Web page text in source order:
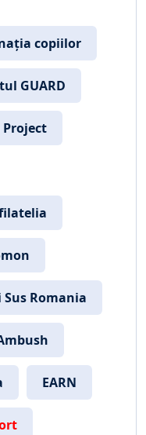
copiilor
GUARD
Project
Sus Romania
EARN